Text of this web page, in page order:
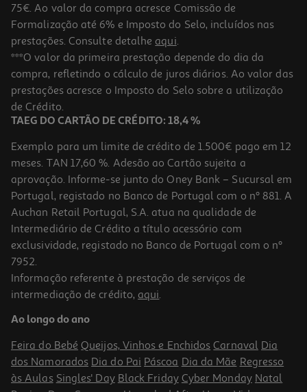
Protetor Solar Ambre Solaire Vitamina C Fp50+ 40ml
299.75 €/Lt
Price reduced from
19,99 €to
11,99 €
Promoção
-40%
4.6
Primer Nivea Sun Fps 50+ 2em1 30ml
459.67 €/Lt
13,79 €
Promoção
75€. Ao valor da compra acresce Comissão de
Formalização até 6% e Imposto do Selo, incluídos nas
prestações. Consulte detalhe aqui.
***O valor da primeira prestação depende do dia da
compra, refletindo o cálculo de juros diários. Ao valor das
prestações acresce o Imposto do Selo sobre a utilização
de Crédito.
TAEG DO CARTÃO DE CRÉDITO: 18,4 %
Exemplo para um limite de crédito de 1.500€ pago em 12
meses. TAN 17,60 %. Adesão ao Cartão sujeita a
aprovação. Informe-se junto do Oney Bank – Sucursal em
Portugal, registado no Banco de Portugal com o nº 881. A
Auchan Retail Portugal, S.A. atua na qualidade de
Intermediário de Crédito a título acessório com
exclusividade, registado no Banco de Portugal com o nº
7952.
Informação referente à prestação de serviços de
intermediação de crédito, aqui.
Ao longo do ano
Feira do Bebé Queijos, Vinhos e Enchidos Carnaval Dia
dos Namorados Dia do Pai Páscoa Dia da Mãe Regresso
às Aulas Singles' Day Black Friday Cyber Monday Natal